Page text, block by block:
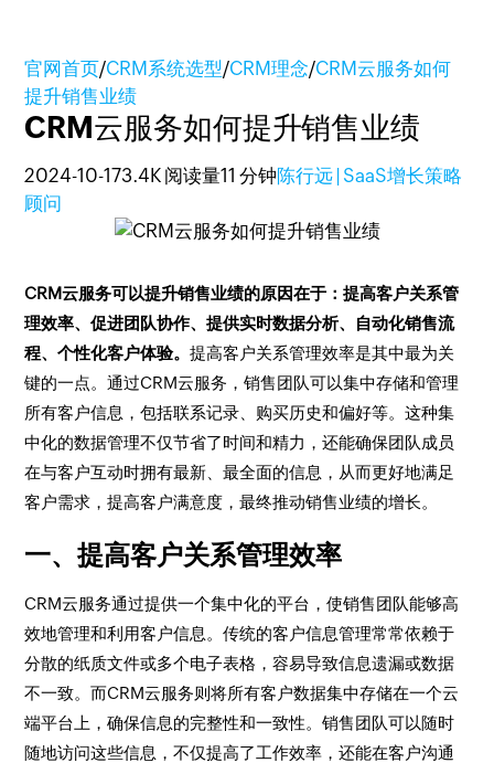
官网首页/CRM系统选型/CRM理念/CRM云服务如何
提升销售业绩
CRM云服务如何提升销售业绩
2024-10-173.4K 阅读量11 分钟陈行远 | SaaS增长策略
顾问
CRM云服务可以提升销售业绩的原因在于：提高客户关系管
理效率、促进团队协作、提供实时数据分析、自动化销售流
程、个性化客户体验。提高客户关系管理效率是其中最为关
键的一点。通过CRM云服务，销售团队可以集中存储和管理
所有客户信息，包括联系记录、购买历史和偏好等。这种集
中化的数据管理不仅节省了时间和精力，还能确保团队成员
在与客户互动时拥有最新、最全面的信息，从而更好地满足
客户需求，提高客户满意度，最终推动销售业绩的增长。
一、提高客户关系管理效率
CRM云服务通过提供一个集中化的平台，使销售团队能够高
效地管理和利用客户信息。传统的客户信息管理常常依赖于
分散的纸质文件或多个电子表格，容易导致信息遗漏或数据
不一致。而CRM云服务则将所有客户数据集中存储在一个云
端平台上，确保信息的完整性和一致性。销售团队可以随时
随地访问这些信息，不仅提高了工作效率，还能在客户沟通